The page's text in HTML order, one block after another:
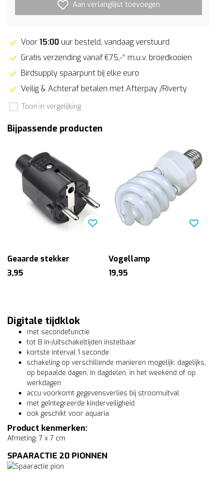
Aan verlanglijst toevoegen
Voor 15:00 uur besteld, vandaag verstuurd
Gratis verzending vanaf €75,-* m.u.v. broedkooien
Birdsupply spaarpunt bij elke euro
Veilig & Achteraf betalen met Afterpay /Riverty
Toon in vergelijking
Bijpassende producten
Geaarde stekker
3,95
Vogellamp
19,95
Digitale tijdklok
met secondefunctie
tot 8 in-/uitschakeltijden instelbaar
kortste interval 1 seconde
schakeling op verschillende manieren mogelijk: dagelijks,
op bepaalde dagen, in dagdelen, in het weekend of op
werkdagen
accu voorkomt gegevensverlies bij stroomuitval
met geïntegreerde kinderveiligheid
ook geschikt voor aquaria
Product kenmerken:
Afmeting: 7 x 7 cm
SPAARACTIE 20 PIONNEN